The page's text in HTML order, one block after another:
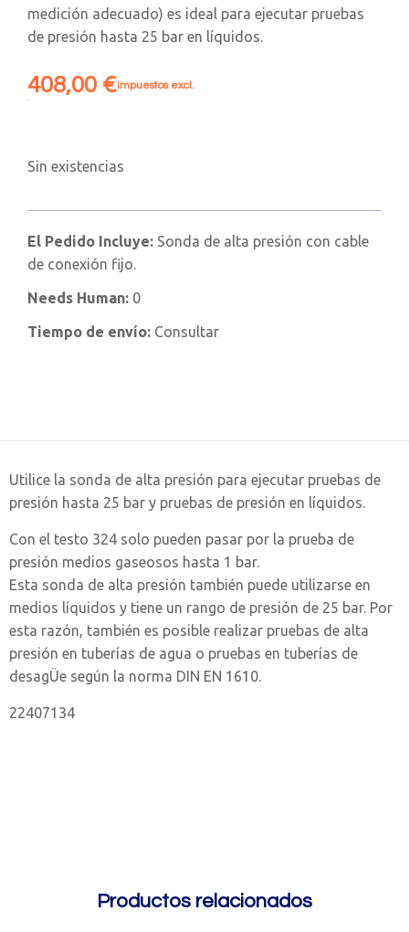
medición adecuado) es ideal para ejecutar pruebas
de presión hasta 25 bar en líquidos.
408,00 €impuestos excl.
Sin existencias
El Pedido Incluye: Sonda de alta presión con cable
de conexión fijo.
Needs Human: 0
Tiempo de envío: Consultar
Utilice la sonda de alta presión para ejecutar pruebas de
presión hasta 25 bar y pruebas de presión en líquidos.
Con el testo 324 solo pueden pasar por la prueba de
presión medios gaseosos hasta 1 bar.
Esta sonda de alta presión también puede utilizarse en
medios líquidos y tiene un rango de presión de 25 bar. Por
esta razón, también es posible realizar pruebas de alta
presión en tuberías de agua o pruebas en tuberías de
desagÜe según la norma DIN EN 1610.
22407134
Productos relacionados